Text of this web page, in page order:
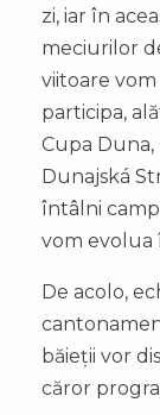
zi, iar în
meciurilor
viitoare
participa,
Cupa Duna,
Dunajská
întâlni
vom evolua
De acolo,
băieții vor
căror